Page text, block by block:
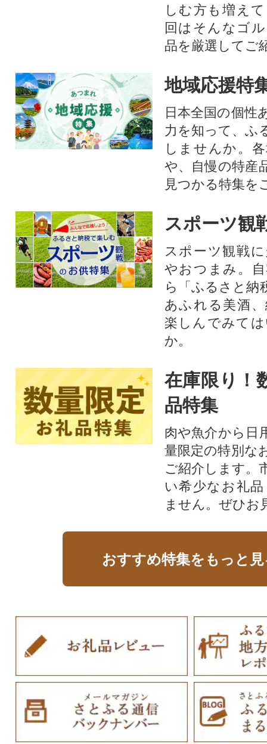
しむ方も増え
回はそんなゴ
品を厳選してご
地域応援特
日本全国の個性
力を知って、ふ
しませんか。
や、自慢の特産
見つかる特集を
スポーツ観
スポーツ観戦
やおつまみ。
ら「ふるさと納
あふれる美酒
楽しんでみて
か。
在庫限り！
品特集
肉や魚介から日
量限定の特別な
ご紹介します。
い希少なお礼
ません。ぜひお
おすすめ特集をもっと